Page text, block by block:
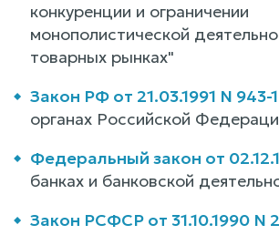
конкуренции и ограничении
монополистической
товарных рынках"
Закон РФ от 21.03.1991 N 943-1
органах Российской
Федеральный закон от
банках и банковской
Закон РСФСР от 31.10.1990 N